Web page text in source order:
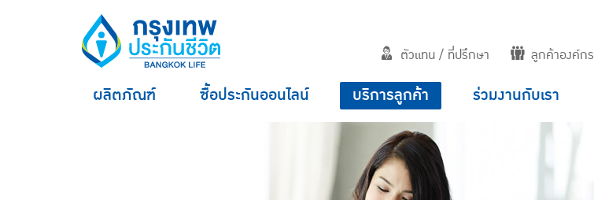
ตัวแทน / ที่ปรึกษา ลูกค้าองค์กร
ผลิตภัณฑ์ ซื้อประกันออนไลน์ บริการลูกค้า ร่วมงานกับเรา